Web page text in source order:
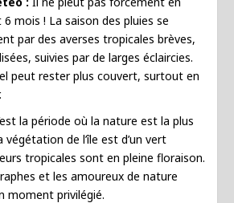
mois ! La saison des pluies se
par des averses tropicales brèves,
suivies par de larges éclaircies.
peut rester plus couvert, surtout en
la période où la nature est la plus
végétation de l’île est d’un vert
tropicales sont en pleine floraison.
et les amoureux de nature
moment privilégié.